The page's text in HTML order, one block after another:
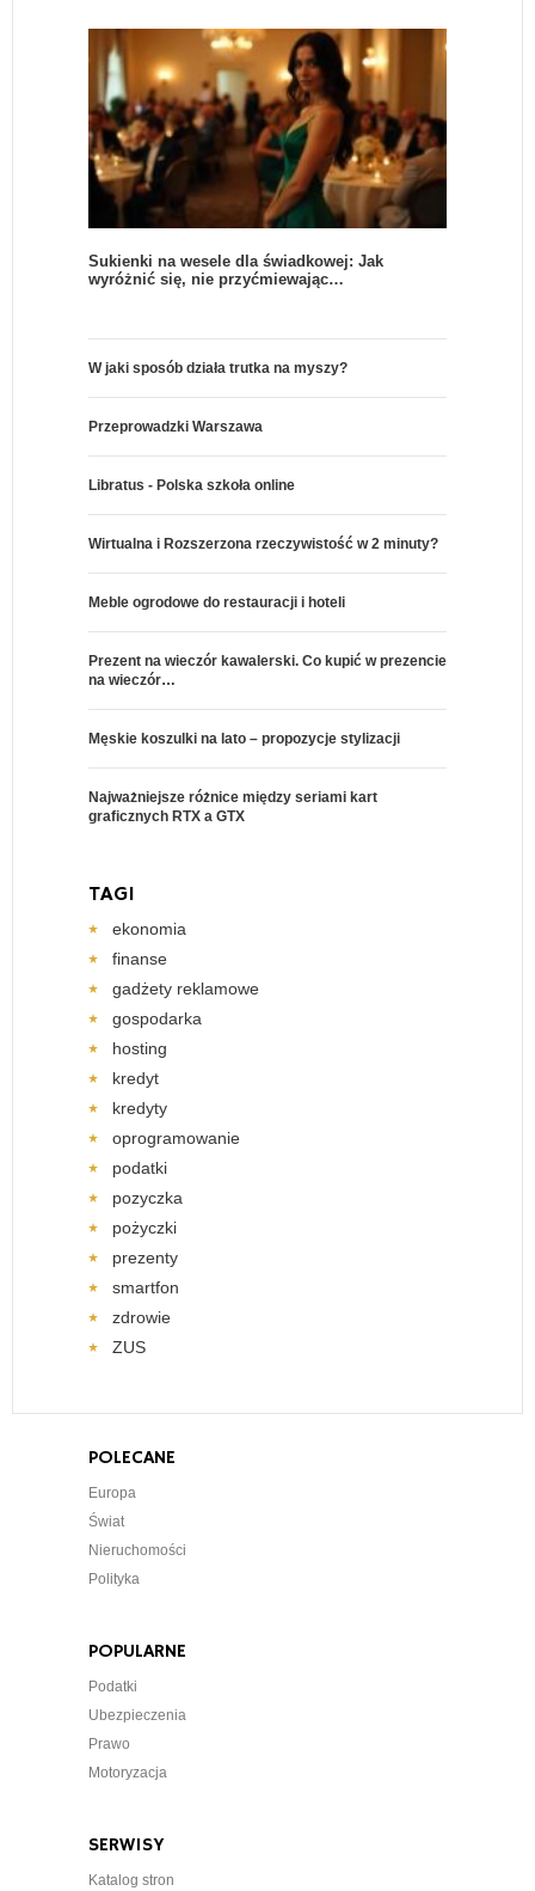
Sukienki na wesele dla świadkowej: Jak
wyróżnić się, nie przyćmiewając…
W jaki sposób działa trutka na myszy?
Przeprowadzki Warszawa
Libratus - Polska szkoła online
Wirtualna i Rozszerzona rzeczywistość w 2 minuty?
Meble ogrodowe do restauracji i hoteli
Prezent na wieczór kawalerski. Co kupić w prezencie
na wieczór…
Męskie koszulki na lato – propozycje stylizacji
Najważniejsze różnice między seriami kart
graficznych RTX a GTX
TAGI
ekonomia
finanse
gadżety reklamowe
gospodarka
hosting
kredyt
kredyty
oprogramowanie
podatki
pozyczka
pożyczki
prezenty
smartfon
zdrowie
ZUS
POLECANE
Europa
Świat
Nieruchomości
Polityka
POPULARNE
Podatki
Ubezpieczenia
Prawo
Motoryzacja
SERWISY
Katalog stron